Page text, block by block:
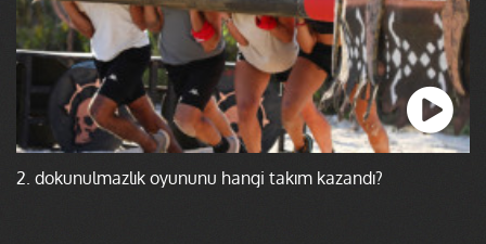
2. dokunulmazlık oyununu hangi takım kazandı?